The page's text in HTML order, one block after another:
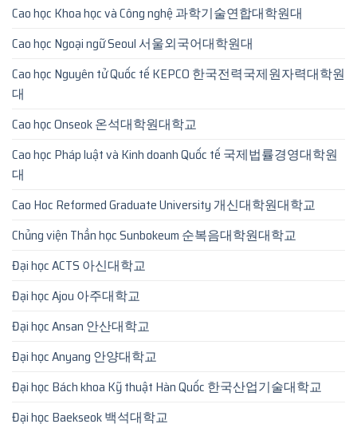
Cao học Khoa học và Công nghệ 과학기술연합대학원대
Cao học Ngoại ngữ Seoul 서울외국어대학원대
Cao học Nguyên tử Quốc tế KEPCO 한국전력국제원자력대학원
대
Cao học Onseok 온석대학원대학교
Cao học Pháp luật và Kinh doanh Quốc tế 국제법률경영대학원
대
Cao Hoc Reformed Graduate University 개신대학원대학교
Chủng viện Thần học Sunbokeum 순복음대학원대학교
Đại học ACTS 아신대학교
Đại học Ajou 아주대학교
Đại học Ansan 안산대학교
Đại học Anyang 안양대학교
Đại học Bách khoa Kỹ thuật Hàn Quốc 한국산업기술대학교
Đại học Baekseok 백석대학교